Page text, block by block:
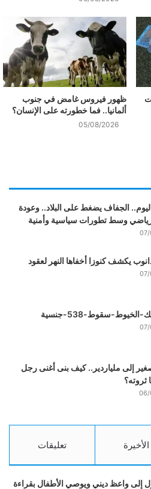
ظهور فيروس غامض في جنوب
ألمانيا.. فما خطورته على الإنسان؟
05/08/2026
الجفاف يضغط على البلاد.. وعودة
وسط تطورات سياسية وأمنية
يكشف كنوزا أخفاها النهر لعقود
الخيوط-سقوط-538-جنسية
إلى ملياردير.. كيف بنى أغنى رجل
ثروته؟
06/
الأخيرة تعليقات
إلى واعظ ديني ويوصي الأطفال بقراءة